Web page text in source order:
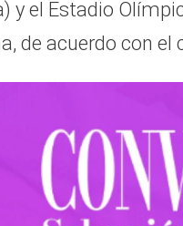
y el Estadio
de acuerdo con el